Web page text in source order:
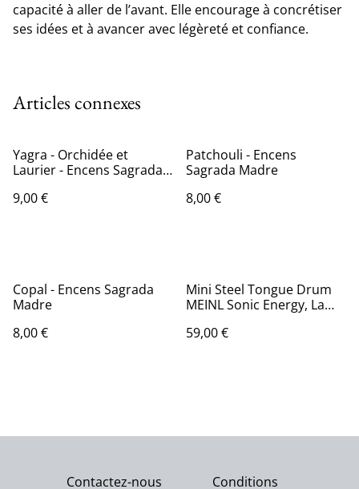
capacité à aller de l’avant. Elle encourage à concrétiser
ses idées et à avancer avec légèreté et confiance.
Articles connexes
Yagra - Orchidée et
Laurier - Encens Sagrada
9,00 €
Patchouli - Encens
Sagrada Madre
8,00 €
Copal - Encens Sagrada
Madre
8,00 €
Mini Steel Tongue Drum
MEINL Sonic Energy, La
59,00 €
Contactez-nous
Conditions